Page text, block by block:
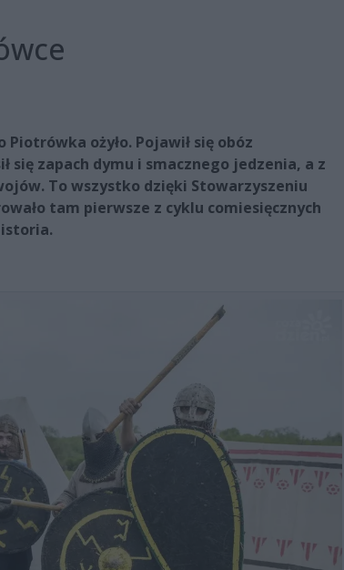
ożyło. Pojawił się obóz
się zapach dymu i smacznego jedzenia, a z
To wszystko dzięki Stowarzyszeniu
tam pierwsze z cyklu comiesięcznych